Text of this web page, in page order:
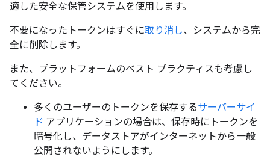
適した安全な保管システムを使用します。
不要になったトークンはすぐに取り消し、システムから完
全に削除します。
また、プラットフォームのベスト プラクティスも考慮し
てください。
多くのユーザーのトークンを保存するサーバーサイ
ド アプリケーションの場合は、保存時にトークンを
暗号化し、データストアがインターネットから一般
公開されないようにします。